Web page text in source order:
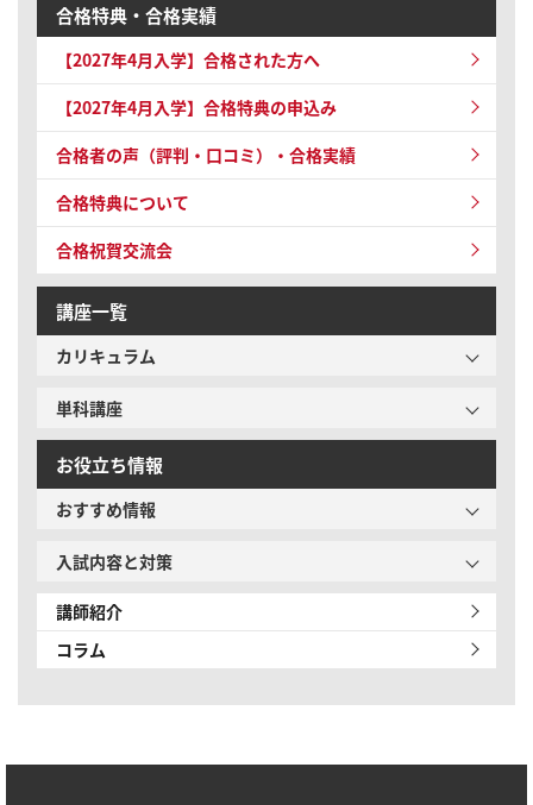
合格特典・合格実績
【2027年4月入学】 合格された方へ
【2027年4月入学】 合格特典の申込み
合格者の声（評判・口コミ）・合格実績
合格特典について
合格祝賀交流会
講座一覧
カリキュラム
単科講座
お役立ち情報
おすすめ情報
入試内容と対策
講師紹介
コラム